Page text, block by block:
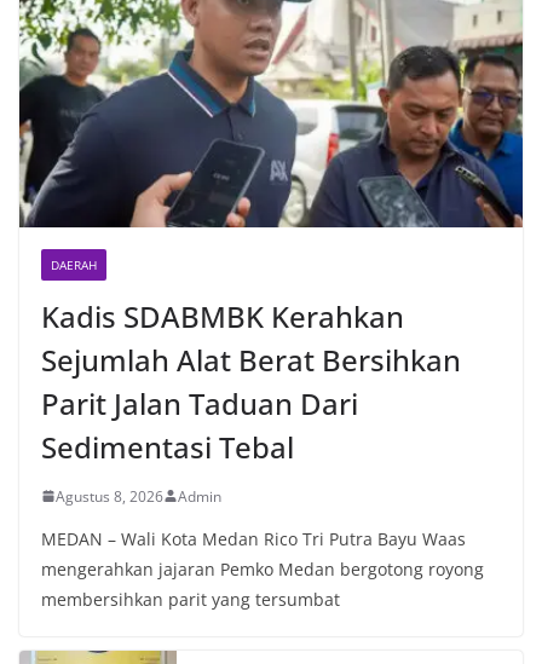
DAERAH
Kadis SDABMBK Kerahkan
Sejumlah Alat Berat Bersihkan
Parit Jalan Taduan Dari
Sedimentasi Tebal
Agustus 8, 2026 Admin
MEDAN – Wali Kota Medan Rico Tri Putra Bayu Waas
mengerahkan jajaran Pemko Medan bergotong royong
membersihkan parit yang tersumbat